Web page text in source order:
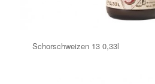
Schorschweizen 13 0,33l